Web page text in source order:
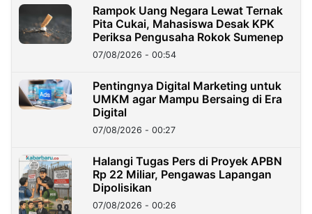
Rampok Uang Negara Lewat Ternak
Pita Cukai, Mahasiswa Desak KPK
Periksa Pengusaha Rokok Sumenep
07/08/2026 - 00:54
Pentingnya Digital Marketing untuk
UMKM agar Mampu Bersaing di Era
Digital
07/08/2026 - 00:27
Halangi Tugas Pers di Proyek APBN
Rp 22 Miliar, Pengawas Lapangan
Dipolisikan
07/08/2026 - 00:26